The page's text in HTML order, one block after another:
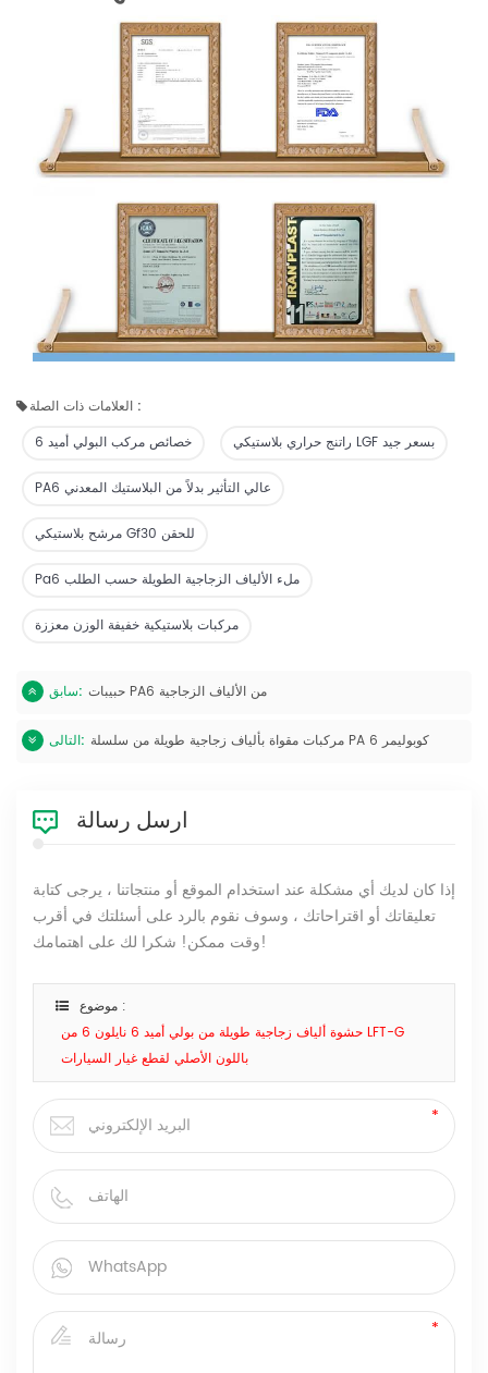
العلامات ذات الصلة :
خصائص مركب البولي أميد 6
راتنج حراري بلاستيكي LGF بسعر جيد
PA6 عالي التأثير بدلاً من البلاستيك المعدني
مرشح بلاستيكي Gf30 للحقن
Pa6 ملء الألياف الزجاجية الطويلة حسب الطلب
مركبات بلاستيكية خفيفة الوزن معززة
سابق: حبيبات PA6 من الألياف الزجاجية
التالى: مركبات مقواة بألياف زجاجية طويلة من سلسلة PA 6 كوبوليمر
ارسل رسالة
إذا كان لديك أي مشكلة عند استخدام الموقع أو منتجاتنا ، يرجى كتابة
تعليقاتك أو اقتراحاتك ، وسوف نقوم بالرد على أسئلتك في أقرب
وقت ممكن! شكرا لك على اهتمامك!
موضوع :
حشوة ألياف زجاجية طويلة من بولي أميد 6 نايلون 6 من LFT-G
باللون الأصلي لقطع غيار السيارات